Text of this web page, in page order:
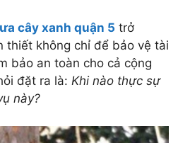
cây xanh quận 5 trở
thiết không chỉ để bảo vệ tài
bảo an toàn cho cả cộng
đặt ra là: Khi nào thực sự
này?